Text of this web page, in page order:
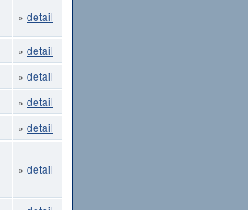
» detail
» detail
» detail
» detail
» detail
» detail